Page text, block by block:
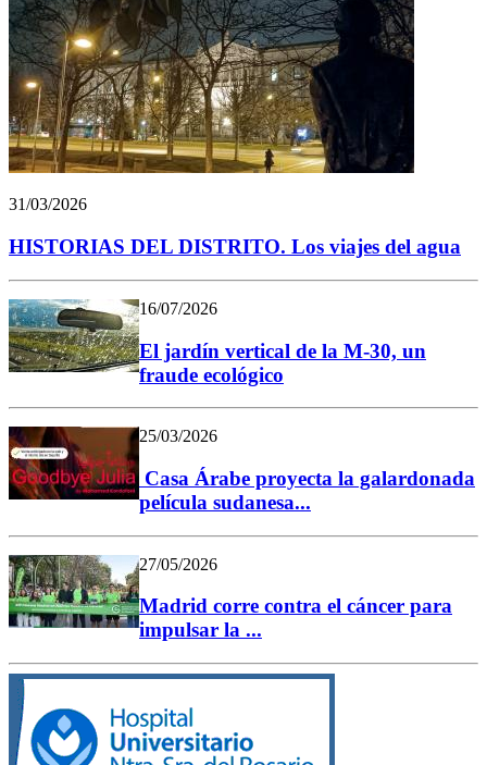
31/03/2026
HISTORIAS DEL DISTRITO. Los viajes del agua
16/07/2026
El jardín vertical de la M-30, un
fraude ecológico
25/03/2026
Casa Árabe proyecta la galardonada
película sudanesa...
27/05/2026
Madrid corre contra el cáncer para
impulsar la ...